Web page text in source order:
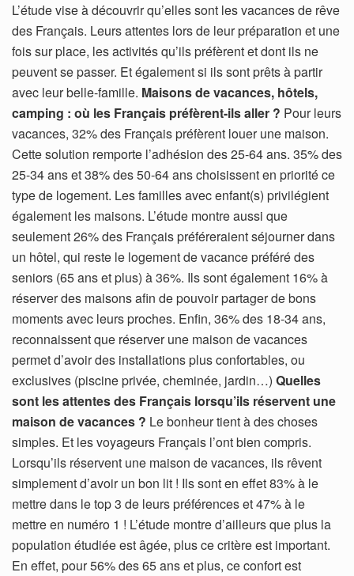
L’étude vise à découvrir qu’elles sont les vacances de rêve
des Français. Leurs attentes lors de leur préparation et une
fois sur place, les activités qu’ils préfèrent et dont ils ne
peuvent se passer. Et également si ils sont prêts à partir
avec leur belle-famille. Maisons de vacances, hôtels,
camping : où les Français préfèrent-ils aller ? Pour leurs
vacances, 32% des Français préfèrent louer une maison.
Cette solution remporte l’adhésion des 25-64 ans. 35% des
25-34 ans et 38% des 50-64 ans choisissent en priorité ce
type de logement. Les familles avec enfant(s) privilégient
également les maisons. L’étude montre aussi que
seulement 26% des Français préféreraient séjourner dans
un hôtel, qui reste le logement de vacance préféré des
seniors (65 ans et plus) à 36%. Ils sont également 16% à
réserver des maisons afin de pouvoir partager de bons
moments avec leurs proches. Enfin, 36% des 18-34 ans,
reconnaissent que réserver une maison de vacances
permet d’avoir des installations plus confortables, ou
exclusives (piscine privée, cheminée, jardin…) Quelles
sont les attentes des Français lorsqu’ils réservent une
maison de vacances ? Le bonheur tient à des choses
simples. Et les voyageurs Français l’ont bien compris.
Lorsqu’ils réservent une maison de vacances, ils rêvent
simplement d’avoir un bon lit ! Ils sont en effet 83% à le
mettre dans le top 3 de leurs préférences et 47% à le
mettre en numéro 1 ! L’étude montre d’ailleurs que plus la
population étudiée est âgée, plus ce critère est important.
En effet, pour 56% des 65 ans et plus, ce confort est